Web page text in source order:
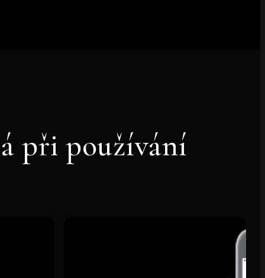
při používání